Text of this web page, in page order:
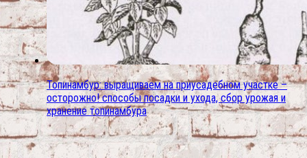
Топинамбур: выращиваем на приусадебном участке –
осторожно! способы посадки и ухода, сбор урожая и
хранение топинамбура